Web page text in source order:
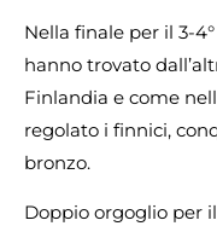
Nella finale per il 3-
hanno trovato
Finlandia e come
regolato i finnici,
bronzo.
Doppio orgoglio per